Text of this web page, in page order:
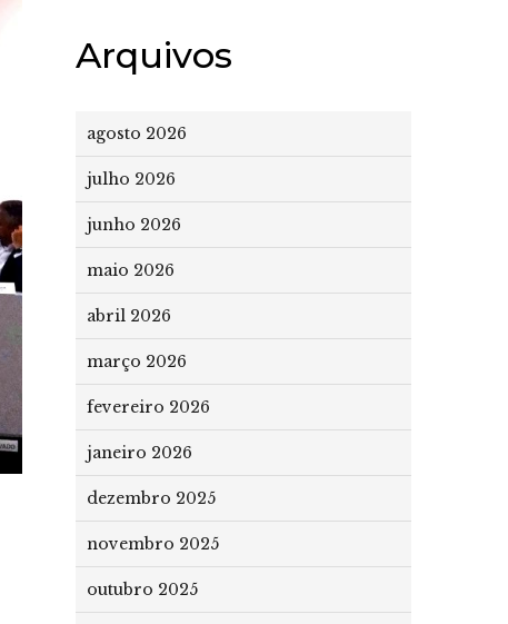
Arquivos
agosto 2026
julho 2026
junho 2026
maio 2026
abril 2026
março 2026
fevereiro 2026
janeiro 2026
dezembro 2025
novembro 2025
outubro 2025